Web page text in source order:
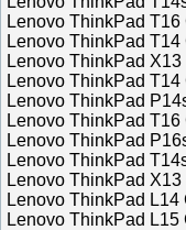
Lenovo ThinkPad
Lenovo ThinkPad
Lenovo ThinkPad
Lenovo ThinkPad
Lenovo ThinkPad
Lenovo ThinkPad
Lenovo ThinkPad
Lenovo ThinkPad
Lenovo ThinkPad
Lenovo ThinkPad L14
Lenovo ThinkPad L15